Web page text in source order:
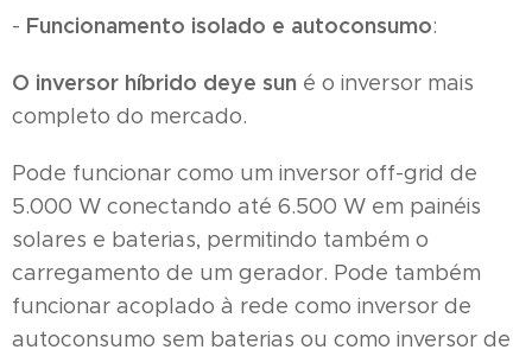
- Funcionamento isolado e autoconsumo:
O inversor híbrido deye sun é o inversor mais
completo do mercado.
Pode funcionar como um inversor off-grid de
5.000 W conectando até 6.500 W em painéis
solares e baterias, permitindo também o
carregamento de um gerador. Pode também
funcionar acoplado à rede como inversor de
autoconsumo sem baterias ou como inversor de